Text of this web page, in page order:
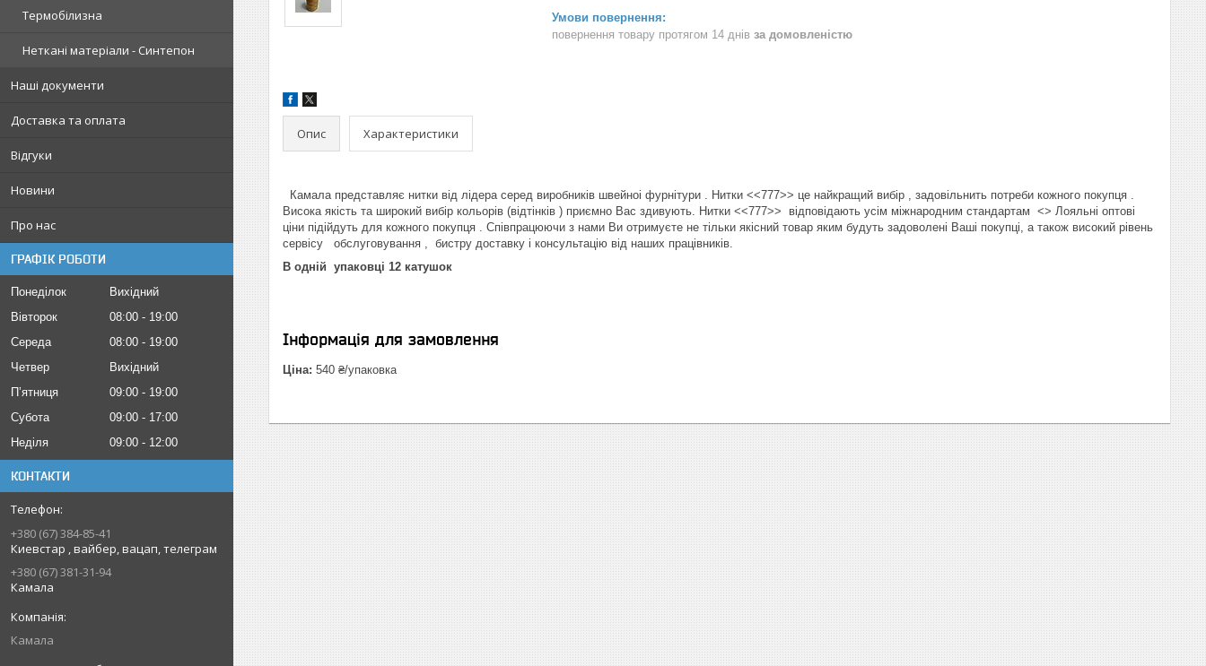
Термобілизна
Неткані матеріали - Синтепон
Наші документи
Доставка та оплата
Відгуки
Новини
Про нас
ГРАФІК РОБОТИ
Понеділок
Вихідний
Вівторок
08:00
19:00
Середа
08:00
19:00
Четвер
Вихідний
Пʼятниця
09:00
19:00
Субота
09:00
17:00
Неділя
09:00 12:00
КОНТАКТИ
+380 (67) 384-85-41
Киевстар , вайбер, вацап, телеграм
+380 (67) 381-31-94
Камала
Камала
повернення товару протягом 14 днів за домовленістю
Опис Характеристики
Камала представляє нитки від лідера серед виробників швейноі фурнітури . Нитки <<777>> це найкращий вибір , задовільнить потреби кожного покупця .
Висока якість та широкий вибір кольорів (відтінків ) приємно Вас здивують. Нитки <<777>> відповідають усім міжнародним стандартам <> Лояльні оптові
ціни підійдуть для кожного покупця . Співпрацюючи з нами Ви отримуєте не тільки якісний товар яким будуть задоволені Ваші покупці, а також високий рівень
сервісу обслуговування , бистру доставку і консультацію від наших працівників.
В одній упаковці 12 катушок
Інформація для замовлення
Ціна: 540 ₴/упаковка